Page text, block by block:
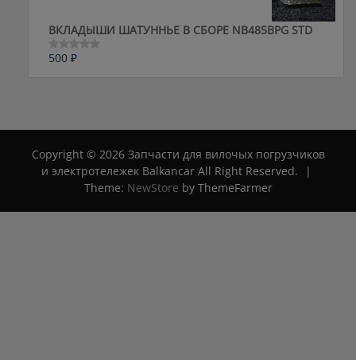
ВКЛАДЫШИ ШАТУННЬЕ В СБОРЕ NB485BPG STD
Оценка
500 ₽
Copyright © 2026 Запчасти для вилочых погрузчиков
и электротележек Balkancar All Right Reserved.
|
Theme: NewStore by ThemeFarmer